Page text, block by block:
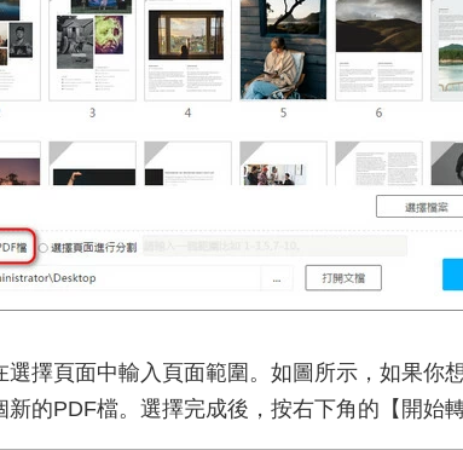
擇頁面中輸入頁面範圍。如圖所示，如果你
的PDF檔。選擇完成後，按右下角的【開始轉